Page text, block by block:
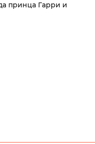
принца Гарри и